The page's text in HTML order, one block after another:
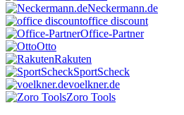
Neckermann.de
office discount
Office-Partner
Otto
Rakuten
SportScheck
voelkner.de
Zoro Tools